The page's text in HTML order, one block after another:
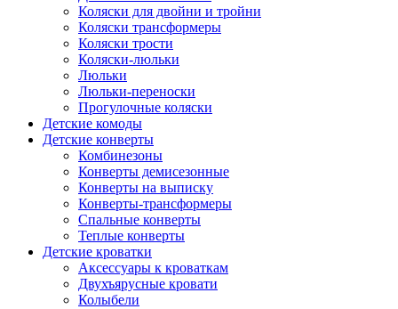
Коляски для двойни и тройни
Коляски трансформеры
Коляски трости
Коляски-люльки
Люльки
Люльки-переноски
Прогулочные коляски
Детские комоды
Детские конверты
Комбинезоны
Конверты демисезонные
Конверты на выписку
Конверты-трансформеры
Спальные конверты
Теплые конверты
Детские кроватки
Аксессуары к кроваткам
Двухъярусные кровати
Колыбели